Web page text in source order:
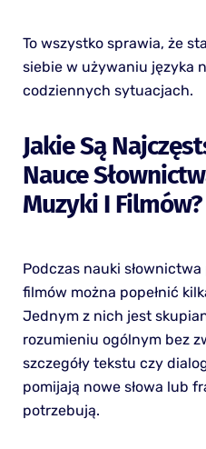
To wszystko sprawia, że
siebie w używaniu języka
codziennych sytuacjach.
Jakie Są
Nauce
Muzyki I Filmów?
Podczas nauki
filmów można popełnić
Jednym z nich jest
rozumieniu ogólnym bez
szczegóły tekstu czy
pomijają nowe słowa lub
potrzebują.